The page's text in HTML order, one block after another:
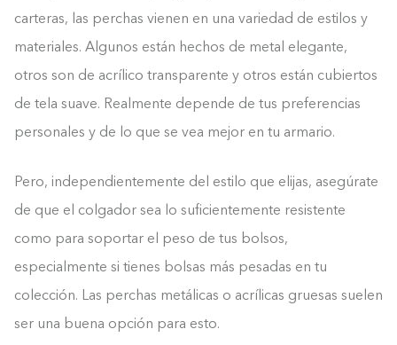
carteras, las perchas vienen en una variedad de estilos y
materiales. Algunos están hechos de metal elegante,
otros son de acrílico transparente y otros están cubiertos
de tela suave. Realmente depende de tus preferencias
personales y de lo que se vea mejor en tu armario.
Pero, independientemente del estilo que elijas, asegúrate
de que el colgador sea lo suficientemente resistente
como para soportar el peso de tus bolsos,
especialmente si tienes bolsas más pesadas en tu
colección. Las perchas metálicas o acrílicas gruesas suelen
ser una buena opción para esto.